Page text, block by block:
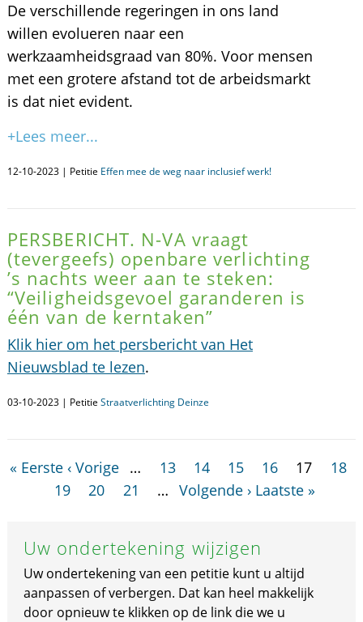
De verschillende regeringen in ons land
willen evolueren naar een
werkzaamheidsgraad van 80%. Voor mensen
met een grotere afstand tot de arbeidsmarkt
is dat niet evident.
+Lees meer...
12-10-2023 | Petitie Effen mee de weg naar inclusief werk!
PERSBERICHT. N-VA vraagt
(tevergeefs) openbare verlichting
’s nachts weer aan te steken:
“Veiligheidsgevoel garanderen is
één van de kerntaken”
Klik hier om het persbericht van Het
Nieuwsblad te lezen.
03-10-2023 | Petitie Straatverlichting Deinze
« Eerste ‹ Vorige … 13 14 15 16 17
18
19
20 21 … Volgende › Laatste »
Uw ondertekening wijzigen
Uw ondertekening van een petitie kunt u altijd
aanpassen of verbergen. Dat kan heel makkelijk
door opnieuw te klikken op de link die we u